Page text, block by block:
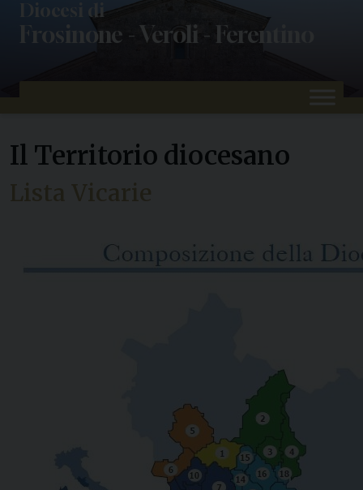
Diocesi di
Frosinone - Veroli - Ferentino
Il Territorio diocesano
Lista Vicarie